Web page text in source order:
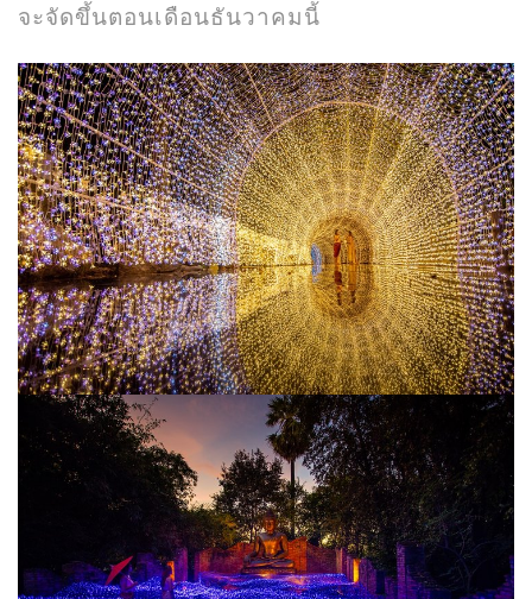
จะจัดขึ้นตอนเดือนธันวาคมนี้